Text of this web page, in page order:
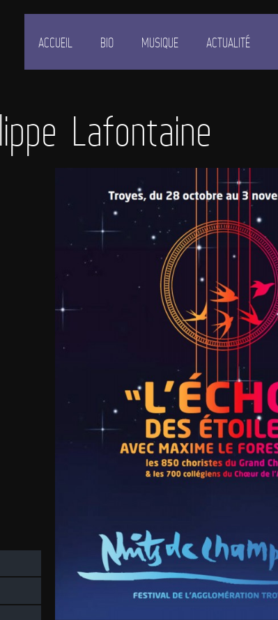
ACCUEIL BIO MUSIQUE ACTUALITÉ
Lafontaine